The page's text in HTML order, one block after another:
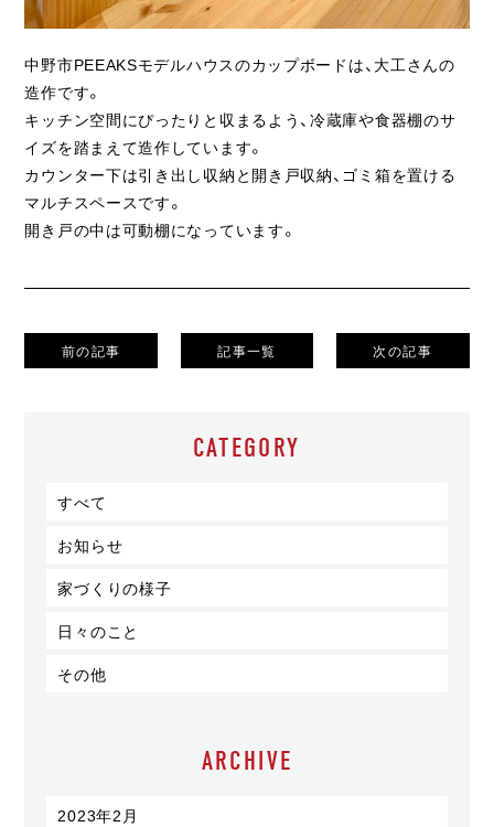
中野市PEEAKSモデルハウスのカップボードは、大工さんの
造作です。
キッチン空間にぴったりと収まるよう、冷蔵庫や食器棚のサ
イズを踏まえて造作しています。
カウンター下は引き出し収納と開き戸収納、ゴミ箱を置ける
マルチスペースです。
開き戸の中は可動棚になっています。
前の記事 記事一覧 次の記事
CATEGORY
すべて
お知らせ
家づくりの様子
日々のこと
その他
ARCHIVE
2023年2月